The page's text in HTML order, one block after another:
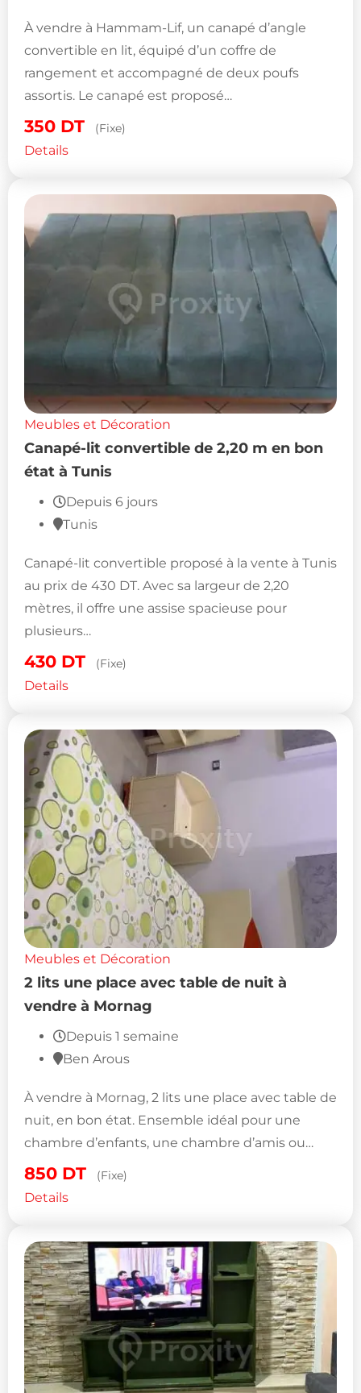
À vendre à Hammam-Lif, un canapé d’angle
convertible en lit, équipé d’un coffre de
rangement et accompagné de deux poufs
assortis. Le canapé est proposé…
350 DT (Fixe)
Details
Meubles et Décoration
Canapé-lit convertible de 2,20 m en bon
état à Tunis
Depuis 6 jours
Tunis
Canapé-lit convertible proposé à la vente à Tunis
au prix de 430 DT. Avec sa largeur de 2,20
mètres, il offre une assise spacieuse pour
plusieurs…
430 DT (Fixe)
Details
Meubles et Décoration
2 lits une place avec table de nuit à
vendre à Mornag
Depuis 1 semaine
Ben Arous
À vendre à Mornag, 2 lits une place avec table de
nuit, en bon état. Ensemble idéal pour une
chambre d’enfants, une chambre d’amis ou…
850 DT (Fixe)
Details